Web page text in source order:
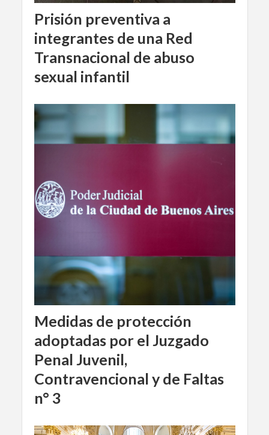
Prisión preventiva a
integrantes de una Red
Transnacional de abuso
sexual infantil
Medidas de protección
adoptadas por el Juzgado
Penal Juvenil,
Contravencional y de Faltas
n° 3